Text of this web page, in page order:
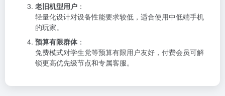
老旧机型用户 ：
轻量化设计对设备性能要求较低，适合使用中低端手机
的玩家。
预算有限群体：
免费模式对学生党等预算有限用户友好，付费会员可解
锁更高优先级节点和专属客服。